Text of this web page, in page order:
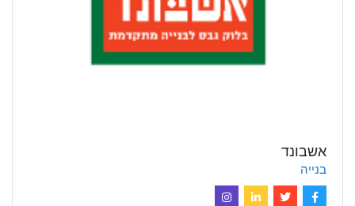
אשבונד
בנייה